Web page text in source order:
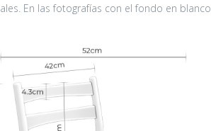
En las fotografías con el fondo en blanco